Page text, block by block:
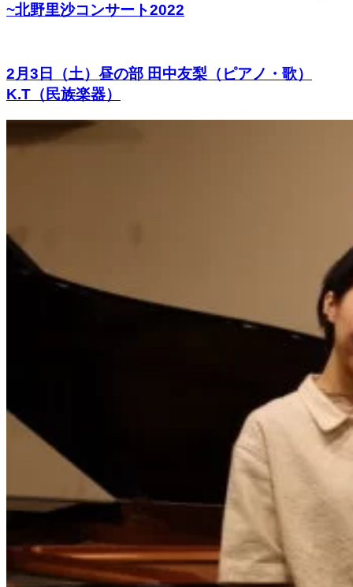
~北野里沙コンサート2022
2月3日（土）昼の部 田中友梨（ピアノ・歌）
K.T（民族楽器）